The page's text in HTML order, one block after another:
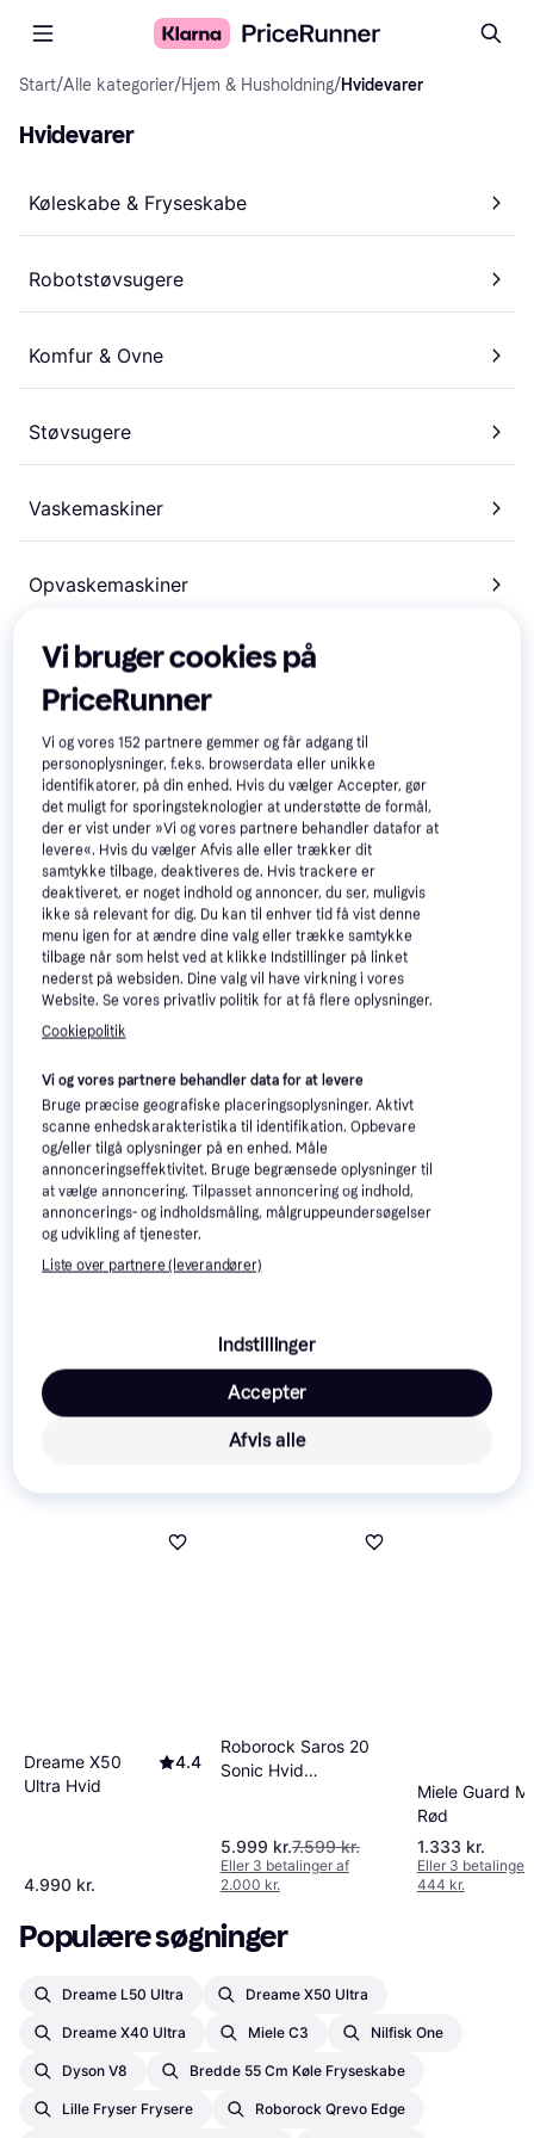
Start/Alle kategorier/Hjem & Husholdning/Hvidevarer
Hvidevarer
Køleskabe & Fryseskabe
Robotstøvsugere
Komfur & Ovne
Støvsugere
Vaskemaskiner
Opvaskemaskiner
Tørretumblere
Støvsugertilbehør
Mikrobølgeovne
Tilbehør til hvidevarer
Emhætter
Tørreskab
Annonce
Dreame X50
Ultra Hvid
4.4
4.990 kr.
Roborock Saros 20
Sonic Hvid
5.999 kr.7.599 kr.
Eller 3 betalinger af
2.000 kr.
Miele Guard
Rød
1.333 kr.
Eller 3 betalinger
444 kr.
Populære søgninger
Dreame L50 Ultra Dreame X50 Ultra
Dreame X40 Ultra Miele C3 Nilfisk One
Dyson V8 Bredde 55 Cm Køle Fryseskabe
Lille Fryser Frysere Roborock Qrevo Edge
Vi bruger cookies på
PriceRunner
Vi og vores152 partnere gemmer og får adgang til
personoplysninger, f.eks. browserdata eller unikke
identifikatorer, på din enhed. Hvis du vælger Accepter, gør
det muligt for sporingsteknologier at understøtte de formål,
der er vist under »Vi og vores partnere behandler datafor at
levere«. Hvis du vælger Afvis alle eller trækker dit
samtykke tilbage, deaktiveres de. Hvis trackere er
deaktiveret, er noget indhold og annoncer, du ser, muligvis
ikke så relevant for dig. Du kan til enhver tid få vist denne
menu igen for at ændre dine valg eller trække samtykke
tilbage når som helst ved at klikke Indstillinger på linket
nederst på websiden. Dine valg vil have virkning i vores
Website. Se vores privatliv politik for at få flere oplysninger.
Cookiepolitik
Vi og vores partnere behandler data for at levere
Bruge præcise geografiske placeringsoplysninger. Aktivt
scanne enhedskarakteristika til identifikation. Opbevare
og/eller tilgå oplysninger på en enhed. Måle
annonceringseffektivitet. Bruge begrænsede oplysninger til
at vælge annoncering. Tilpasset annoncering og indhold,
annoncerings- og indholdsmåling, målgruppeundersøgelser
og udvikling af tjenester.
Liste over partnere (leverandører)
Indstillinger
Afvis alle
Accepter